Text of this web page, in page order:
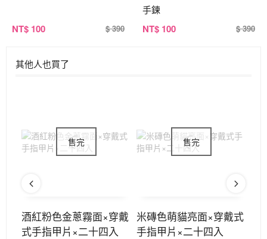
NT$ 100 $ 390
手鍊
NT$ 100 $ 390
其他人也買了
酒紅粉色金蔥霧面×穿戴
式手指甲片×二十四入
米磚色萌貓亮面×穿戴式
手指甲片×二十四入